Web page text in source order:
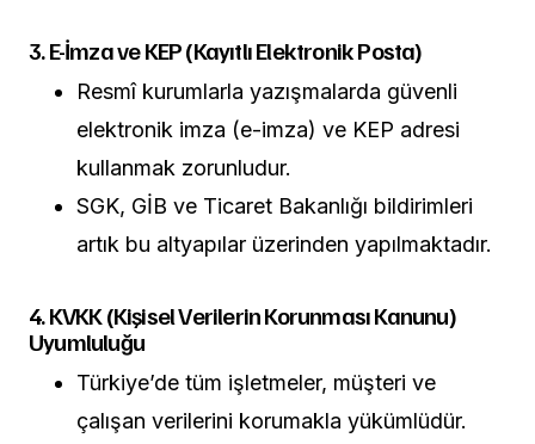
3. E-İmza ve KEP (Kayıtlı Elektronik Posta)
Resmî kurumlarla yazışmalarda güvenli
elektronik imza (e-imza) ve KEP adresi
kullanmak zorunludur.
SGK, GİB ve Ticaret Bakanlığı bildirimleri
artık bu altyapılar üzerinden yapılmaktadır.
4. KVKK (Kişisel Verilerin Korunması Kanunu)
Uyumluluğu
Türkiye’de tüm işletmeler, müşteri ve
çalışan verilerini korumakla yükümlüdür.